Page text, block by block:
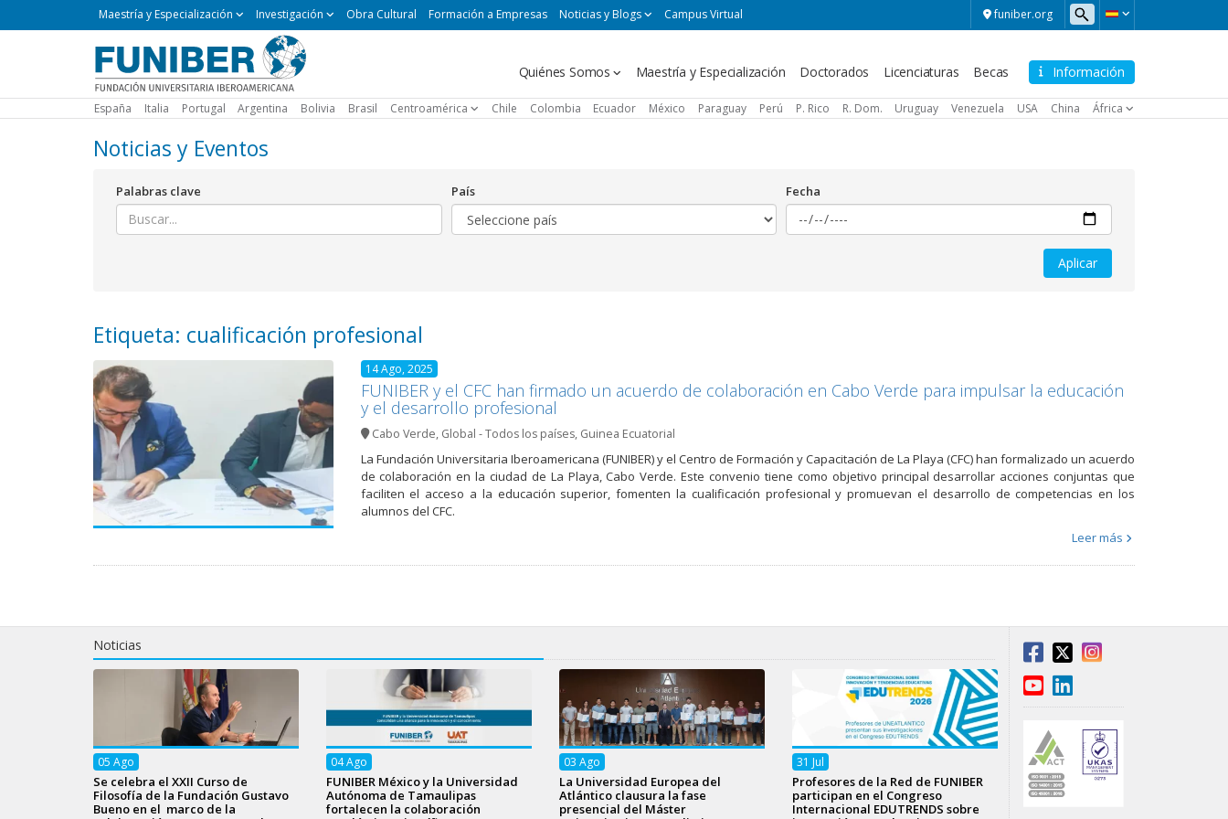
funiber.org
Maestría
Maestría y Especialización Investigación Obra Cultural Formación a Empresas Noticias y Blogs Campus Virtual
Información
Navegación
Quiénes Somos Maestría y Especialización Doctorados Licenciaturas Becas
España Italia Portugal Argentina Bolivia Brasil Centroamérica Chile Colombia Ecuador México Paraguay Perú P. Rico R. Dom. Uruguay Venezuela USA China África
Noticias y Eventos
Palabras clave País Fecha
Etiqueta: cualificación profesional
14 Ago, 2025
FUNIBER y el CFC han firmado un acuerdo de colaboración en Cabo Verde para impulsar la educación
y el desarrollo profesional
Cabo Verde, Global - Todos los países, Guinea Ecuatorial
La Fundación Universitaria Iberoamericana (FUNIBER) y el Centro de Formación y Capacitación de La Playa (CFC) han formalizado un acuerdo
de colaboración en la ciudad de La Playa, Cabo Verde. Este convenio tiene como objetivo principal desarrollar acciones conjuntas que
faciliten el acceso a la educación superior, fomenten la cualificación profesional y promuevan el desarrollo de competencias en los
alumnos del CFC.
Leer más
Noticias
05 Ago
Se celebra el XXII Curso de
Filosofía de la Fundación Gustavo
Bueno en el marco de la
04Ago
FUNIBER México y la Universidad
Autónoma de Tamaulipas
fortalecen la colaboración
03 Ago
La Universidad Europea del
Atlántico clausura la fase
presencial del Máster
31 Jul
Profesores de la Red de FUNIBER
participan en el Congreso
Internacional EDUTRENDS sobre